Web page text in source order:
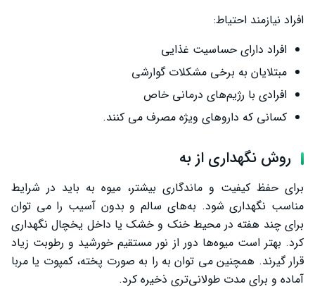
افراد نیازمند احتیاط:
افراد دارای حساسیت غذایی
مبتلایان به برخی مشکلات گوارشی
افرادی با رژیم‌های درمانی خاص
کسانی که داروهای ویژه مصرف می ‌کنند.
روش نگهداری از به
برای حفظ کیفیت و ماندگاری بیشتر، میوه به باید در شرایط
مناسب نگهداری شود. به‌های سالم و بدون آسیب را می‌ توان
برای چند هفته در محیط خنک و خشک یا داخل یخچال نگهداری
کرد. بهتر است میوه‌ها دور از نور مستقیم خورشید و رطوبت زیاد
قرار گیرند. همچنین می ‌توان به را به صورت پخته، کمپوت یا مربا
آماده و برای مدت طولانی‌تری ذخیره کرد.